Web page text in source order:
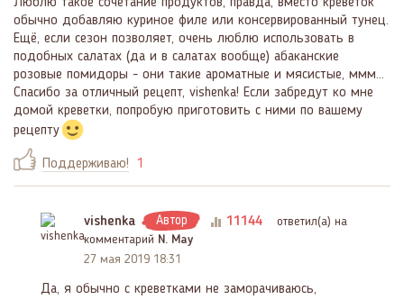
Люблю такое сочетание продуктов, правда, вместо креветок
обычно добавляю куриное филе или консервированный тунец.
Ещё, если сезон позволяет, очень люблю использовать в
подобных салатах (да и в салатах вообще) абаканские
розовые помидоры - они такие ароматные и мясистые, ммм...
Спасибо за отличный рецепт, vishenka! Если забредут ко мне
домой креветки, попробую приготовить с ними по вашему
рецепту
Поддерживаю! 1
vishenka Автор 11144
ответил(a) на
комментарий N. May
27 мая 2019 18:31
Да, я обычно с креветками не заморачиваюсь,